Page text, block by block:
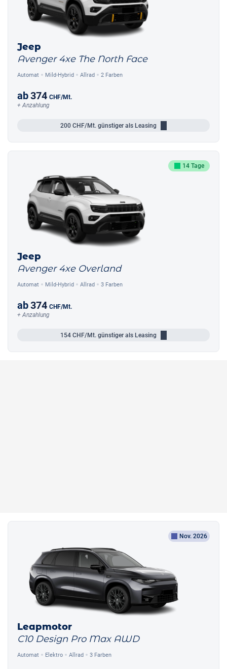
Jeep
Avenger 4xe The North Face
Automat Mild-Hybrid Allrad 2 Farben
ab374 CHF/Mt.
+ Anzahlung
200 CHF/Mt. günstiger als Leasing
14 Tage
Jeep
Avenger 4xe Overland
Automat Mild-Hybrid Allrad 3 Farben
ab374 CHF/Mt.
+ Anzahlung
154 CHF/Mt. günstiger als Leasing
Nov. 2026
Leapmotor
C10 Design Pro Max AWD
Automat Elektro Allrad 3 Farben